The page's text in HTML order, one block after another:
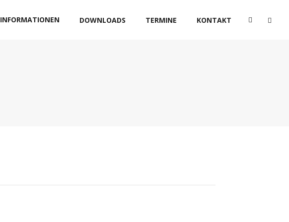
INFORMATIONEN DOWNLOADS TERMINE KONTAKT